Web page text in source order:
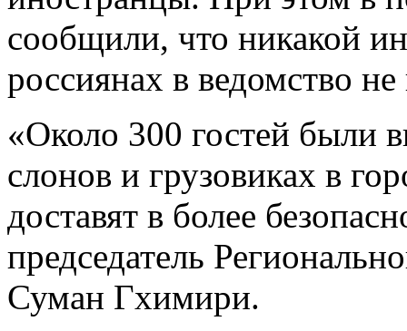
сообщили, что никакой
россиянах в ведомство
«Около 300 гостей были
слонов и грузовиках в
доставят в более
председатель
Суман Гхимири.